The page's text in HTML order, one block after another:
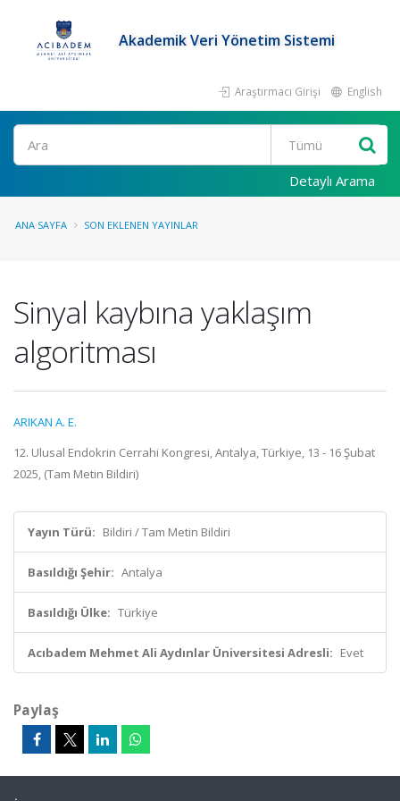
Akademik Veri Yönetim Sistemi
Araştırmacı Girişi English
Ara
Detaylı Arama
ANA SAYFA SON EKLENEN YAYINLAR
Sinyal kaybına yaklaşım
algoritması
ARIKAN A. E.
12. Ulusal Endokrin Cerrahi Kongresi, Antalya, Türkiye, 13 - 16 Şubat
2025, (Tam Metin Bildiri)
Yayın Türü: Bildiri / Tam Metin Bildiri
Basıldığı Şehir: Antalya
Basıldığı Ülke: Türkiye
Acıbadem Mehmet Ali Aydınlar Üniversitesi Adresli: Evet
Paylaş